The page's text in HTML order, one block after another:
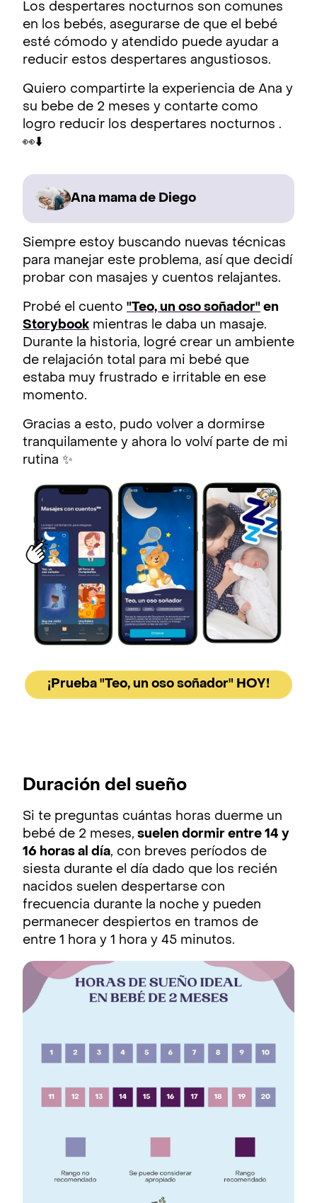
Los despertares nocturnos son comunes
en los bebés, asegurarse de que el bebé
esté cómodo y atendido puede ayudar a
reducir estos despertares angustiosos.
Quiero compartirte la experiencia de Ana y
su bebe de 2 meses y contarte como
logro reducir los despertares nocturnos .
👀⬇️
Ana mama de Diego
Siempre estoy buscando nuevas técnicas
para manejar este problema, así que decidí
probar con masajes y cuentos relajantes.
Probé el cuento "Teo, un oso soñador" en
Storybook mientras le daba un masaje.
Durante la historia, logré crear un ambiente
de relajación total para mi bebé que
estaba muy frustrado e irritable en ese
momento.
Gracias a esto, pudo volver a dormirse
tranquilamente y ahora lo volví parte de mi
rutina ✨
¡Prueba "Teo, un oso soñador" HOY!
Duración del sueño
Si te preguntas cuántas horas duerme un
bebé de 2 meses, suelen dormir entre 14 y
16 horas al día, con breves períodos de
siesta durante el día dado que los recién
nacidos suelen despertarse con
frecuencia durante la noche y pueden
permanecer despiertos en tramos de
entre 1 hora y 1 hora y 45 minutos.